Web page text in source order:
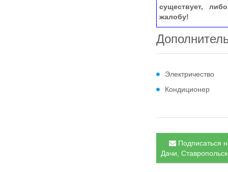
существует,
жалобу!
Электричество
Кондиционер
Подписаться
Дачи,